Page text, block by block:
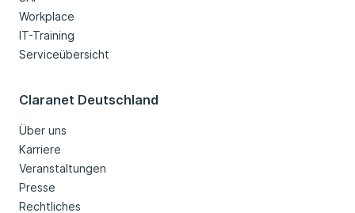
Workplace
IT-Training
Serviceübersicht
Claranet Deutschland
Über uns
Karriere
Veranstaltungen
Presse
Rechtliches